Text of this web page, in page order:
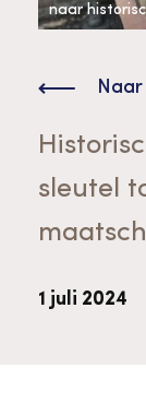
Downloads
Advies
Onze
sleutel
1 juli 2024
naar